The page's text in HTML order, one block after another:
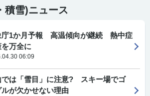
積雪)ニュース
庁1か月予報 高温傾向が継続 熱中症
万全に
06:09
では「雪目」に注意? スキー場でゴ
ルが欠かせない理由